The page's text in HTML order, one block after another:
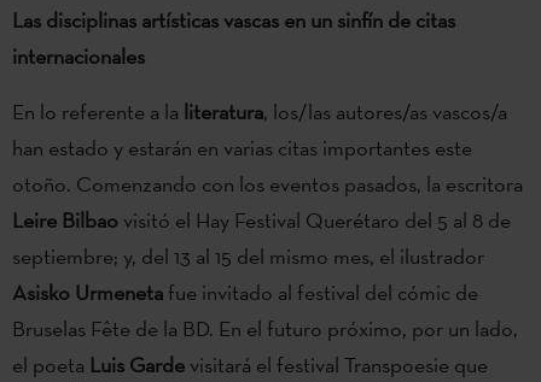
Las disciplinas artísticas vascas en un sinfín de citas
internacionales
En lo referente a la literatura, los/las autores/as vascos/a
han estado y estarán en varias citas importantes este
otoño. Comenzando con los eventos pasados, la escritora
Leire Bilbao visitó el Hay Festival Querétaro del 5 al 8 de
septiembre; y, del 13 al 15 del mismo mes, el ilustrador
Asisko Urmeneta fue invitado al festival del cómic de
Bruselas Fête de la BD. En el futuro próximo, por un lado,
el poeta Luis Garde visitará el festival Transpoesie que